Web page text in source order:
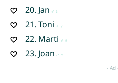
20. Jan
21. Toni
22. Marti
23. Joan